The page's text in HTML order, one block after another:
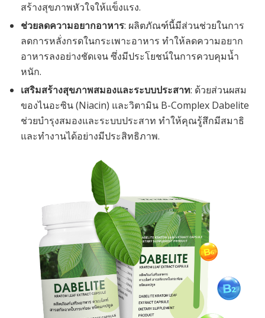
สร้างสุขภาพหัวใจให้แข็งแรง.
ช่วยลดความอยากอาหาร: ผลิตภัณฑ์นี้มีส่วนช่วยในการ
ลดการหลั่งกรดในกระเพาะอาหาร ทำให้ลดความอยาก
อาหารลงอย่างชัดเจน ซึ่งมีประโยชน์ในการควบคุมน้ำ
หนัก.
เสริมสร้างสุขภาพสมองและระบบประสาท: ด้วยส่วนผสม
ของไนอะซิน (Niacin) และวิตามิน B-Complex Dabelite
ช่วยบำรุงสมองและระบบประสาท ทำให้คุณรู้สึกมีสมาธิ
และทำงานได้อย่างมีประสิทธิภาพ.